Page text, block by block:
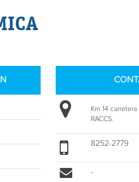
Km 14
RACCS.
8252-2779
-